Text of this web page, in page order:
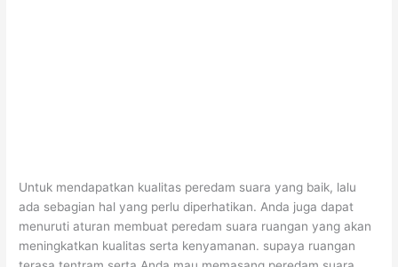
Untuk mendapatkan kualitas peredam suara yang baik, lalu
ada sebagian hal yang perlu diperhatikan. Anda juga dapat
menuruti aturan membuat peredam suara ruangan yang akan
meningkatkan kualitas serta kenyamanan. supaya ruangan